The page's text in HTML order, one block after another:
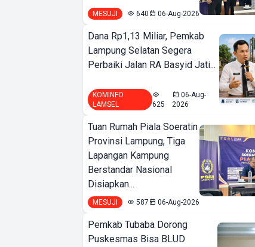
MESUJI 640 06-Aug-2026
Dana Rp1,13 Miliar, Pemkab
Lampung Selatan Segera
Perbaiki Jalan RA Basyid Jati...
KOMINFO
LAMSEL
625
06-Aug-
2026
Tuan Rumah Piala Soeratin
Provinsi Lampung, Tiga
Lapangan Kampung
Berstandar Nasional
Disiapkan...
MESUJI 587 06-Aug-2026
Pemkab Tubaba Dorong
Puskesmas Bisa BLUD